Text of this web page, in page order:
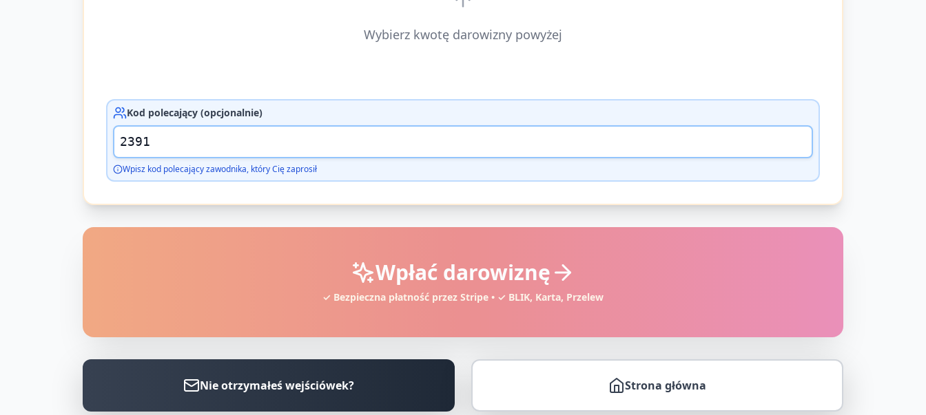
Wybierz kwotę darowizny powyżej
Kod polecający (opcjonalnie)
Wpisz kod polecający zawodnika, który Cię zaprosił
Wpłać darowiznę
✓ Bezpieczna płatność przez Stripe • ✓ BLIK, Karta, Przelew
Nie otrzymałeś wejściówek? Strona główna